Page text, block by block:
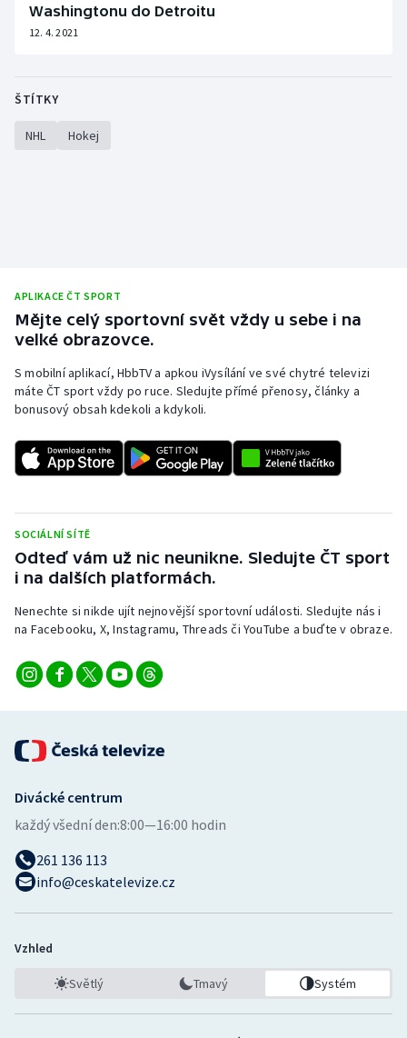
Washingtonu do Detroitu
12. 4. 2021
ŠTÍTKY
NHL Hokej
APLIKACE ČT SPORT
Mějte celý sportovní svět vždy u sebe i na
velké obrazovce.
S mobilní aplikací, HbbTV a apkou iVysílání ve své chytré televizi
máte ČT sport vždy po ruce. Sledujte přímé přenosy, články a
bonusový obsah kdekoli a kdykoli.
SOCIÁLNÍ SÍTĚ
Odteď vám už nic neunikne. Sledujte ČT sport
i na dalších platformách.
Nenechte si nikde ujít nejnovější sportovní události. Sledujte nás i
na Facebooku, X, Instagramu, Threads či YouTube a buďte v obraze.
Divácké centrum
každý všední den:8:00—16:00 hodin
261 136 113
info@ceskatelevize.cz
Vzhled
Světlý Tmavý Systém